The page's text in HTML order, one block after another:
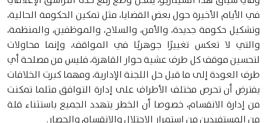
في الأيام الأخيرة حول بعض القضايا، مثل تمكين الحكومة الحالية،
وتشكيل حكومة جديدة، والأمن، والسلاح، والموظفين، والمنظمة،
والتي لا تعكس تغييرًا جوهريًا في المواقف، وإنما محاولات
لتحسين موقف كل طرف عشية حوار القاهرة، فليس من مصلحة أي
طرف العودة إلى ما قبل حل اللجنة الإدارية، ومهما كبرت الخلافات
يفترض أن تحرص مختلف الأطراف على إدارة التوافق مثلما تمكنت
من إدارة الانقسام، خصوصا أن الخطر يتهدد الجميع باستثناء قلة
من المستفيدين من استمرار الاحتلال والانقسام والحصار.